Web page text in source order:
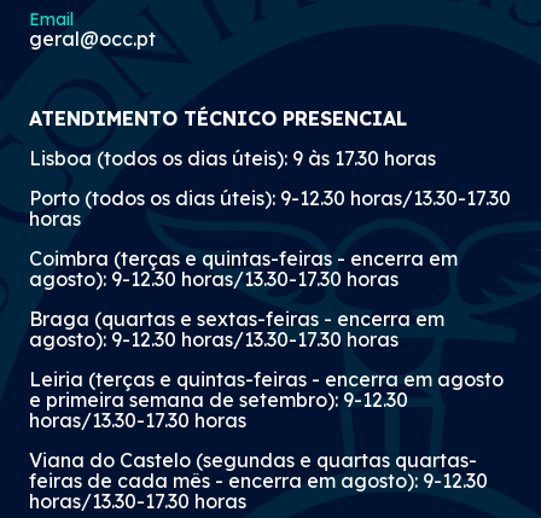
Email
geral@occ.pt
ATENDIMENTO TÉCNICO PRESENCIAL
Lisboa (todos os dias úteis): 9 às 17.30 horas
Porto (todos os dias úteis): 9-12.30 horas/13.30-17.30
horas
Coimbra (terças e quintas-feiras - encerra em
agosto): 9-12.30 horas/13.30-17.30 horas
Braga (quartas e sextas-feiras - encerra em
agosto): 9-12.30 horas/13.30-17.30 horas
Leiria (terças e quintas-feiras - encerra em agosto
e primeira semana de setembro): 9-12.30
horas/13.30-17.30 horas
Viana do Castelo (segundas e quartas quartas-
feiras de cada mês - encerra em agosto): 9-12.30
horas/13.30-17.30 horas